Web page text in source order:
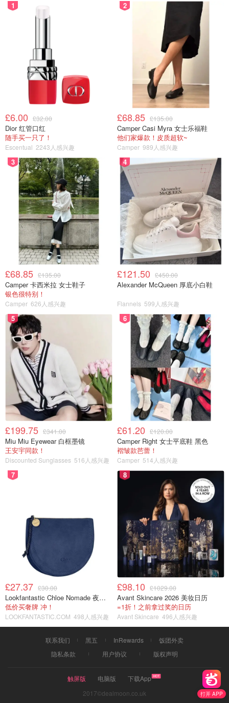
打开 APP
1
£6.00 £32.00
Dior 红管口红
随手买一只了！
Escentual 2243人感兴趣
2
£68.85 £135.00
Camper Casi Myra 女士乐福鞋
他们家爆款！皮质超软~
Camper 989人感兴趣
3
£68.85 £135.00
Camper 卡西米拉 女士鞋子
银色很特别！
Camper 626人感兴趣
4
£121.50 £450.00
Alexander McQueen 厚底小白鞋
Flannels 599人感兴趣
5
£199.75 £341.00
Miu Miu Eyewear 白框墨镜
王安宇同款！
Discounted Sunglasses 516人感兴趣
6
£61.20 £120.00
Camper Right 女士平底鞋 黑色
褶皱款芭蕾！
Camper 514人感兴趣
7
£27.37 £30.00
Lookfantastic Chloe Nomade 夜埃及小包
低价买奢牌 冲！
LOOKFANTASTIC.COM 498人感兴趣
8
£98.10 £1029.00
Avant Skincare 2026 美妆日历
=1折！之前拿过奖的日历
Avant Skincare 496人感兴趣
联系我们 黑五 InRewards
饭团外卖
隐私条款
用户协议 版权声明
触屏版 电脑版
下载App
2017©dealmoon.co.uk